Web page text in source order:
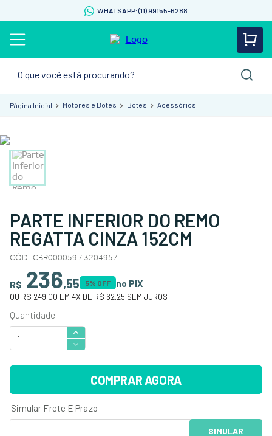
WHATSAPP: (11) 99155-6288
Motores e Botes Botes Acessórios
PARTE INFERIOR DO REMO
REGATTA CINZA 152CM
CÓD.: CBR000059 / 3204957
R$ 236,55 5% OFF no PIX
OU R$ 249,00 EM 4X DE R$ 62,25 SEM JUROS
COMPRAR AGORA